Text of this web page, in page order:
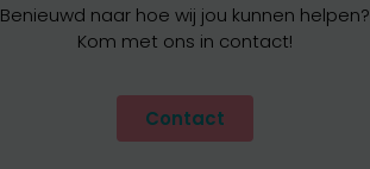
Benieuwd naar hoe wij jou kunnen helpen?
Kom met ons in contact!
Contact